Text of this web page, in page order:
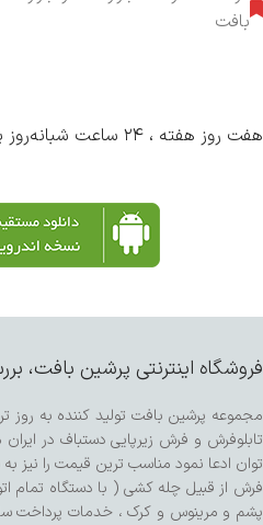
بافت
هفت روز هفته ، ۲۴ ساعت شبانه‌روز پاسخگوی شما هستیم.
فروشگاه اینترنتی پرشین بافت،
مجموعه پرشین بافت تولید کننده به
تابلوفرش و فرش زیرپایی دستباف در
توان ادعا نمود مناسب ترین قیمت را نیز
فرش از قبیل چله کشی ( با دستگاه تمام
پشم و مرینوس و کرک ، خدمات پرداخت